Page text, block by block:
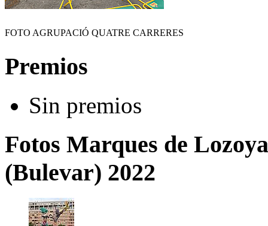
FOTO AGRUPACIÓ QUATRE CARRERES
Premios
Sin premios
Fotos Marques de
(Bulevar) 2022